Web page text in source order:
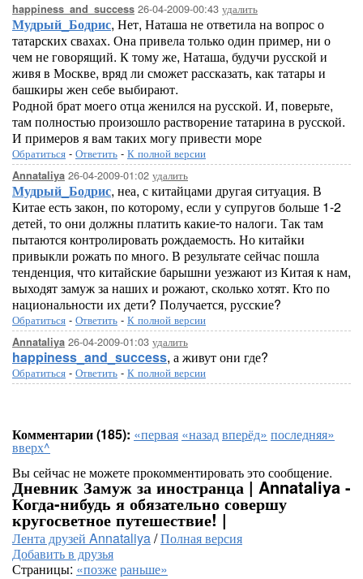
happiness_and_success 26-04-2009-00:43 удалить
Мудрый_Бодрис, Нет, Наташа не ответила на вопрос о
татарских свахах. Она привела только один пример, ни о
чем не говорящий. К тому же, Наташа, будучи русской и
живя в Москве, вряд ли сможет рассказать, как татары и
башкиры жен себе выбирают.
Родной брат моего отца женился на русской. И, поверьте,
там полностью произошло растворение татарина в русской.
И примеров я вам таких могу привести море
Обратиться - Ответить - К полной версии
Annataliya 26-04-2009-01:02 удалить
Мудрый_Бодрис, неа, с китайцами другая ситуация. В
Китае есть закон, по которому, если у супругов больше 1-2
детей, то они должны платить какие-то налоги. Так там
пытаются контролировать рождаемость. Но китайки
привыкли рожать по много. В результате сейчас пошла
тенденция, что китайские барышни уезжают из Китая к нам,
выходят замуж за наших и рожают, сколько хотят. Кто по
национальности их дети? Получается, русские?
Обратиться - Ответить - К полной версии
Annataliya 26-04-2009-01:03 удалить
happiness_and_success, а живут они где?
Обратиться - Ответить - К полной версии
Комментарии (185): «первая «назадвперёд» последняя»
вверх^
Вы сейчас не можете прокомментировать это сообщение.
Дневник Замуж за иностранца | Annataliya -
Когда-нибудь я обязательно совершу
кругосветное путешествие! |
Лента друзей Annataliya/Полная версия
Добавить в друзья
Страницы: «позжераньше»